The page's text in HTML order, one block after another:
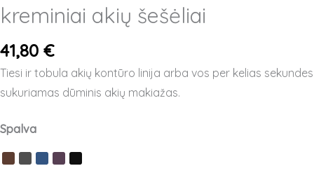
kreminiai akių šešėliai
41,80 €
Tiesi ir tobula akių kontūro linija arba vos per kelias sekundes
sukuriamas dūminis akių makiažas.
Spalva
produkto
JANE